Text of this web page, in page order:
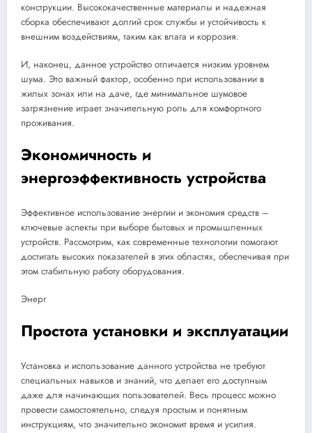
конструкции. Высококачественные материалы и надежная
сборка обеспечивают долгий срок службы и устойчивость к
внешним воздействиям, таким как влага и коррозия.
И, наконец, данное устройство отличается низким уровнем
шума. Это важный фактор, особенно при использовании в
жилых зонах или на даче, где минимальное шумовое
загрязнение играет значительную роль для комфортного
проживания.
Экономичность и
энергоэффективность устройства
Эффективное использование энергии и экономия средств –
ключевые аспекты при выборе бытовых и промышленных
устройств. Рассмотрим, как современные технологии помогают
достигать высоких показателей в этих областях, обеспечивая при
этом стабильную работу оборудования.
Энерг
Простота установки и эксплуатации
Установка и использование данного устройства не требуют
специальных навыков и знаний, что делает его доступным
даже для начинающих пользователей. Весь процесс можно
провести самостоятельно, следуя простым и понятным
инструкциям, что значительно экономит время и усилия.